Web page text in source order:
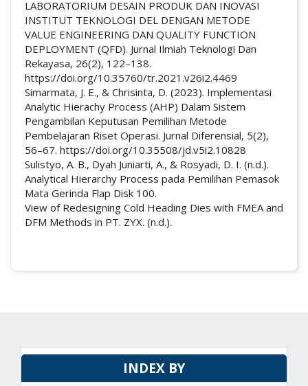
LABORATORIUM DESAIN PRODUK DAN INOVASI
INSTITUT TEKNOLOGI DEL DENGAN METODE
VALUE ENGINEERING DAN QUALITY FUNCTION
DEPLOYMENT (QFD). Jurnal Ilmiah Teknologi Dan
Rekayasa, 26(2), 122–138.
https://doi.org/10.35760/tr.2021.v26i2.4469
Simarmata, J. E., & Chrisinta, D. (2023). Implementasi
Analytic Hierachy Process (AHP) Dalam Sistem
Pengambilan Keputusan Pemilihan Metode
Pembelajaran Riset Operasi. Jurnal Diferensial, 5(2),
56–67. https://doi.org/10.35508/jd.v5i2.10828
Sulistyo, A. B., Dyah Juniarti, A., & Rosyadi, D. I. (n.d.).
Analytical Hierarchy Process pada Pemilihan Pemasok
Mata Gerinda Flap Disk 100.
View of Redesigning Cold Heading Dies with FMEA and
DFM Methods in PT. ZYX. (n.d.).
INDEX BY